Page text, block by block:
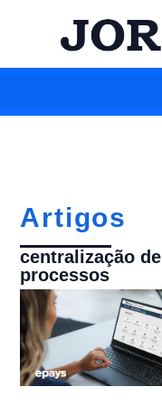
Artigos
centralização de
processos